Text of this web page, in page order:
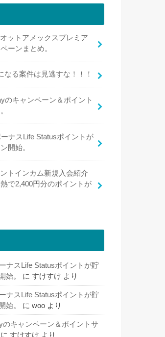
オットアメックスプレミア
ーンまとめ。
なる案件は見逃すな！！！
のキャンペーン＆ポイント
ーナスLife Statusポイントが
開始。
ントインカム新規入会紹介
で2,400円分のポイントが
ナスLife Statusポイントが貯
始。
に すけすけ より
ナスLife Statusポイントが貯
始。
に woo より
のキャンペーン＆ポイントサ
に すけすけ より